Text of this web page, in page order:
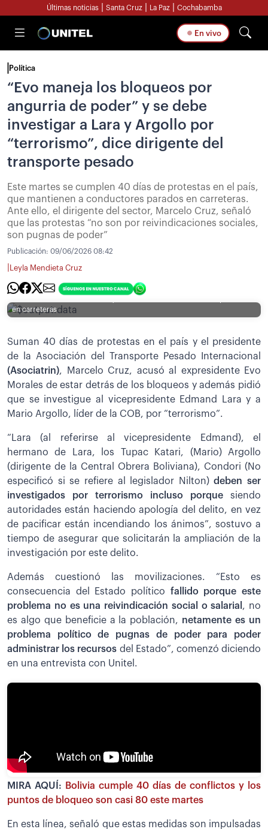
Últimas noticias Santa Cruz La Paz Cochabamba
En vivo
Política
“Evo maneja los bloqueos por
angurria de poder” y se debe
investigar a Lara y Argollo por
“terrorismo”, dice dirigente del
transporte pesado
Este martes se cumplen 40 días de protestas en el país,
que mantienen a conductores parados en carreteras.
Ante ello, el dirigente del sector, Marcelo Cruz, señaló
que las protestas “no son por reivindicaciones sociales,
son pugnas de poder”
Publicación: 09/06/2026 08:42
Leyla Mendieta Cruz
público, vehículos particulares y transporte pesado se registran en
en carreteras
Suman 40 días de protestas en el país y el presidente
de la Asociación del Transporte Pesado Internacional
(Asociatrin), Marcelo Cruz, acusó al expresidente Evo
Morales de estar detrás de los bloqueos y además pidió
que se investigue al vicepresidente Edmand Lara y a
Mario Argollo, líder de la COB, por “terrorismo”.
“Lara (al referirse al vicepresidente Edmand), el
hermano de Lara, los Tupac Katari, (Mario) Argollo
(dirigente de la Central Obrera Boliviana), Condori (No
especificó si se refiere al legislador Nilton)deben ser
investigados por terrorismo incluso porque siendo
autoridades están haciendo apología del delito, en vez
de pacificar están incendiando los ánimos”, sostuvo a
tiempo de asegurar que solicitarán la ampliación de la
investigación por este delito.
Además cuestionó las movilizaciones. “Esto es
consecuencia del Estado político fallido porque este
problema no es una reivindicación social o salarial , no
es algo que beneficie a la población, netamente es un
problema político de pugnas de poder para poder
administrar los recursos del Estado”, comenzó diciendo
en una entrevista con Unitel.
MIRA AQUÍ:
Bolivia cumple 40 días de conflictos y los
puntos de bloqueo son casi 80 este martes
En esta línea, señaló que estas medidas son impulsadas